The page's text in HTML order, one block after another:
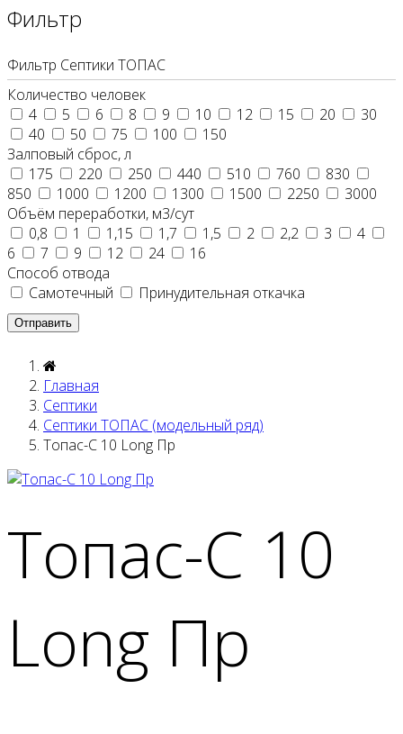
Фильтр
Фильтр Септики ТОПАС
Количество человек
4
5 6 8 9 10 12 15 20
30
40
50 75 100
150
Залповый сброс, л
175
220 250 440 510 760
830
850
1000 1200 1300 1500 2250
3000
Объём переработки, м3/сут
0,8
1 1,15 1,7 1,5 2 2,2 3
4
6
7 9 12 24
16
Способ отвода
Самотечный
Принудительная откачка
Главная
Септики
Септики ТОПАС (модельный ряд)
Топас-С 10 Long Пр
Топас-С 10
Long Пр